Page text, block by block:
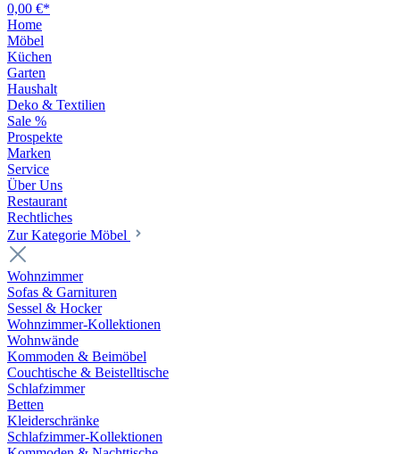
0,00 €*
Home
Möbel
Küchen
Garten
Haushalt
Deko & Textilien
Sale %
Prospekte
Marken
Service
Über Uns
Restaurant
Rechtliches
Zur Kategorie Möbel
Wohnzimmer
Sofas & Garnituren
Sessel & Hocker
Wohnzimmer-Kollektionen
Wohnwände
Kommoden & Beimöbel
Couchtische & Beistelltische
Schlafzimmer
Betten
Kleiderschränke
Schlafzimmer-Kollektionen